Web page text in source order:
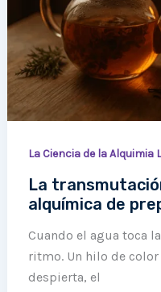
La Ciencia de la Alquimia
La
alquímica de
Cuando el agua toca
ritmo. Un hilo de
despierta, el
magia
alquímica
de
preparar
un